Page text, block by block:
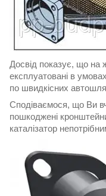
Досвід показує, що на
експлуатовані в
по швидкісних
Сподіваємося, що Ви
пошкоджені
каталізатор